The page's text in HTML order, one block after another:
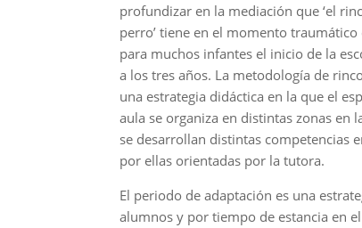
profundizar en la mediación que ‘el
perro’ tiene en el momento traumático
para muchos infantes el inicio de la
a los tres años. La metodología de
una estrategia didáctica en la que el
aula se organiza en distintas zonas en
se desarrollan distintas competencias
por ellas orientadas por la tutora.
El periodo de adaptación es una
alumnos y por tiempo de estancia en